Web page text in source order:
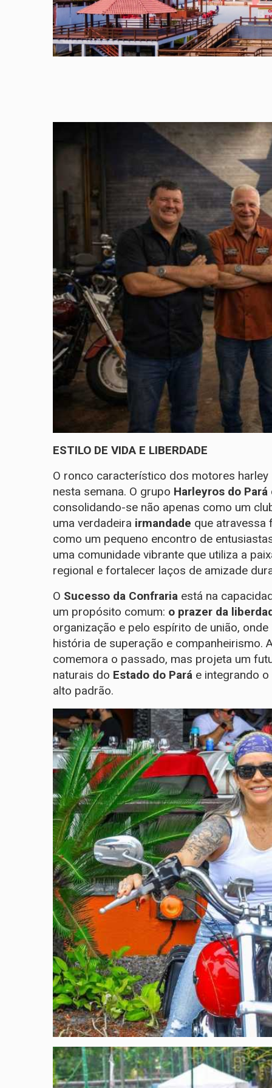
ESTILO DE VIDA E LIBERDADE
O ronco característico dos motores
nesta semana. O grupo Harleyros do Pará
consolidando-se não apenas como um
uma verdadeira irmandade que atravessa
como um pequeno encontro de
uma comunidade vibrante que utiliza a
regional e fortalecer laços de amizade
O Sucesso da Confraria está na
um propósito comum: o prazer da
organização e pelo espírito de união,
história de superação e companheirismo.
comemora o passado, mas projeta um
naturais do Estado do Pará e integrando
alto padrão.